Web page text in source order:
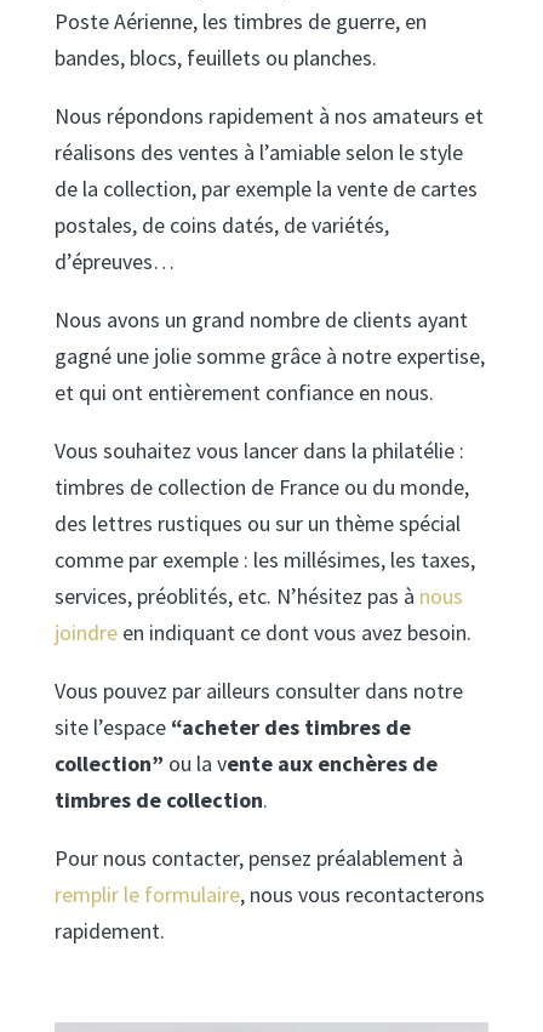
Poste Aérienne, les timbres de guerre, en
bandes, blocs, feuillets ou planches.
Nous répondons rapidement à nos amateurs et
réalisons des ventes à l’amiable selon le style
de la collection, par exemple la vente de cartes
postales, de coins datés, de variétés,
d’épreuves…
Nous avons un grand nombre de clients ayant
gagné une jolie somme grâce à notre expertise,
et qui ont entièrement confiance en nous.
Vous souhaitez vous lancer dans la philatélie :
timbres de collection de France ou du monde,
des lettres rustiques ou sur un thème spécial
comme par exemple : les millésimes, les taxes,
services, préoblités, etc. N’hésitez pas à nous
joindreen indiquant ce dont vous avez besoin.
Vous pouvez par ailleurs consulter dans notre
site l’espace “acheter des timbres de
collection” ou la vente aux enchères de
timbres de collection.
Pour nous contacter, pensez préalablement à
remplir le formulaire, nous vous recontacterons
rapidement.